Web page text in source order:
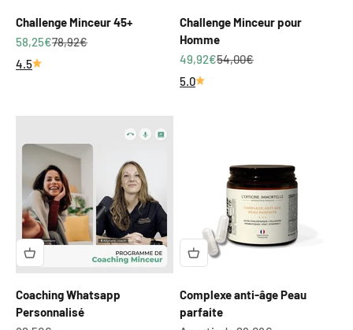
Challenge Minceur 45+
Prix de vente
58,25€Prix normal
78,92€
4.5
Challenge Minceur pour
Homme
Prix de vente
49,92€Prix normal
54,00€
5.0
Coaching Whatsapp
Personnalisé
Complexe anti-âge Peau
parfaite